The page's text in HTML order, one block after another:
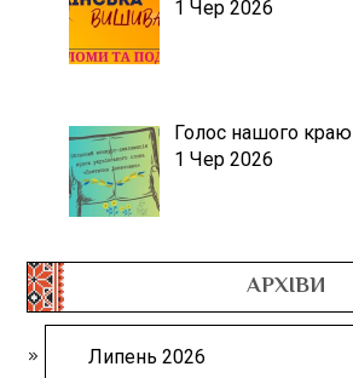
1 Чер 2026
Голос нашого краю
1 Чер 2026
АРХІВИ
Липень 2026